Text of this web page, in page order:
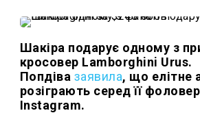
Шакіра подарує одному з
кросовер Lamborghini Urus.
Попдіва заявила, що елітне
розіграють серед її
Instagram.